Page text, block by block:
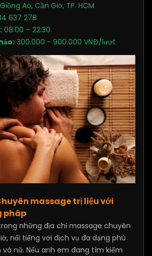
Giồng Ao, Cần Giờ, TP. HCM
637 278
08:00 – 22:30
300.000 - 900.000 VNĐ/lượt
massage trị liệu với
pháp
những địa chỉ massage chuyên
nổi tiếng với dịch vụ đa dạng phù
nữ. Nếu anh em đang tìm kiếm